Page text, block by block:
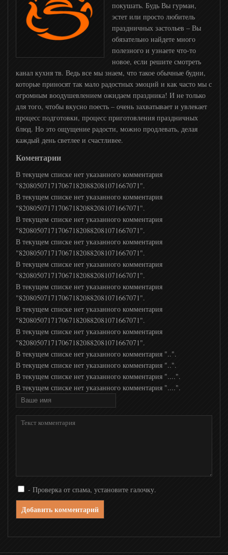
Муз ТВ
Ля минор
Europa Plus TV
ЖАРА
MTV 80S
MTV Hits
МСМ ТОР
24 Украина
Дождь
РТР Планета
Мир 24 ТВ
BBC News
Russia Today Doc
DNK
Eurosport
покушать. Будь Вы гурман,
эстет или просто любитель
праздничных застольев – Вы
обязательно найдете много
полезного и узнаете что-то
новое, если решите смотреть
канал кухня тв. Ведь все мы знаем, что такое обычные будни,
которые приносят так мало радостных эмоций и как часто мы с
огромным воодушевлением ожидаем праздника! И не только
для того, чтобы вкусно поесть – очень захватывает и увлекает
процесс подготовки, процесс приготовления праздничных
блюд. Но это ощущение радости, можно продлевать, делая
каждый день светлее и счастливее.
Коментарии
В текущем списке нет указанного комментария
"8208050717170671820882081071667071".
В текущем списке нет указанного комментария
"8208050717170671820882081071667071".
В текущем списке нет указанного комментария
"8208050717170671820882081071667071".
В текущем списке нет указанного комментария
"8208050717170671820882081071667071".
В текущем списке нет указанного комментария
"8208050717170671820882081071667071".
В текущем списке нет указанного комментария
"8208050717170671820882081071667071".
В текущем списке нет указанного комментария
"8208050717170671820882081071667071".
В текущем списке нет указанного комментария
"8208050717170671820882081071667071".
В текущем списке нет указанного комментария "..".
В текущем списке нет указанного комментария "..".
В текущем списке нет указанного комментария "....".
В текущем списке нет указанного комментария "....".
- Проверка от спама, установите галочку.
Добавить комментарий